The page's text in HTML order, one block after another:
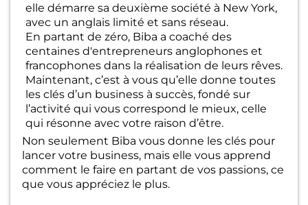
elle démarre sa deuxième société à New York,
avec un anglais limité et sans réseau.
En partant de zéro, Biba a coaché des
centaines d'entrepreneurs anglophones et
francophones dans la réalisation de leurs rêves.
Maintenant, c’est à vous qu’elle donne toutes
les clés d’un business à succès, fondé sur
l’activité qui vous correspond le mieux, celle
qui résonne avec votre raison d’être.
Non seulement Biba vous donne les clés pour
lancer votre business, mais elle vous apprend
comment le faire en partant de vos passions, ce
que vous appréciez le plus.